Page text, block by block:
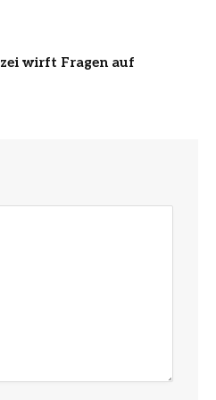
wirft Fragen auf